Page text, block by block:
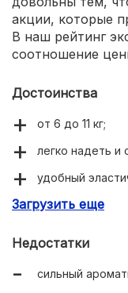
акции, которые
В наш рейтинг
соотношение
Достоинства
от 6 до 11 кг;
легко надеть и
удобный
не вызывают
Загрузить еще
Недостатки
сильный